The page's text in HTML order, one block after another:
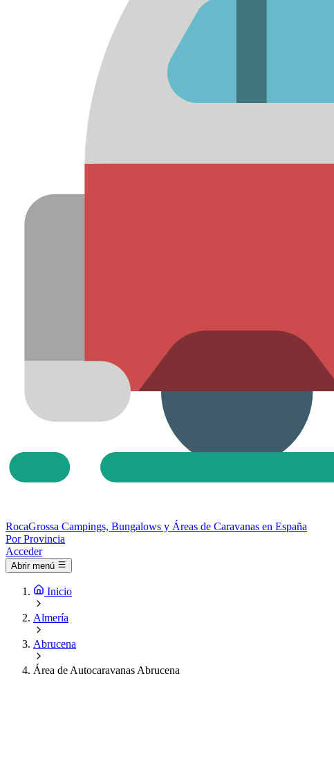
RocaGrossa Campings, Bungalows y Áreas de Caravanas en España
Por Provincia
Acceder
Abrir menú
Inicio
Almería
Abrucena
Área de Autocaravanas Abrucena